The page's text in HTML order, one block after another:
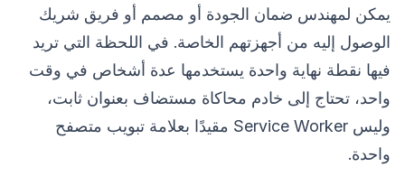
يمكن لمهندس ضمان الجودة أو مصمم أو فريق شريك
الوصول إليه من أجهزتهم الخاصة. في اللحظة التي تريد
فيها نقطة نهاية واحدة يستخدمها عدة أشخاص في وقت
واحد، تحتاج إلى خادم محاكاة مستضاف بعنوان ثابت،
وليس Service Worker مقيدًا بعلامة تبويب متصفح
واحدة.